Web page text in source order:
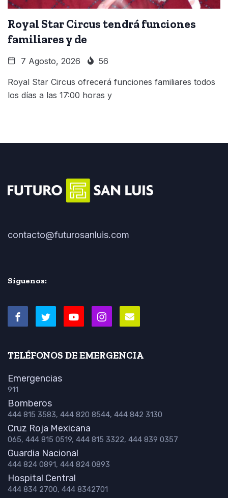
Royal Star Circus tendrá funciones
familiares y de
7 Agosto, 2026 56
Royal Star Circus ofrecerá funciones familiares todos
los días a las 17:00 horas y
contacto@futurosanluis.com
Síguenos:
TELÉFONOS DE EMERGENCIA
Emergencias
911
Bomberos
444 815 3583, 444 820 8544, 444 842 3130
Cruz Roja Mexicana
065, 444 815 0519, 444 815 3322, 444 839 0357
Guardia Nacional
444 824 0891, 444 824 0893
Hospital Central
444 834 2700, 444 8342701